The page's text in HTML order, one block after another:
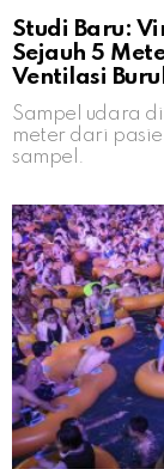
Studi Baru:
Sejauh 5
Ventilasi
Sampel udara
meter dari
sampel.